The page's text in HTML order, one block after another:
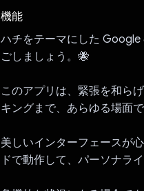
機能
ハチをテーマにした Google
ごしましょう。🐝
このアプリは、緊張を和ら
キングまで、あらゆる場面
美しいインターフェースが
ドで動作して、パーソナラ